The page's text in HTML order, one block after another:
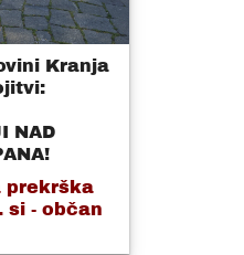
Kranja
NAD
prekrška
si - občan